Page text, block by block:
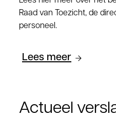
Raad van Toezicht, de
personeel.
Lees meer
Actueel